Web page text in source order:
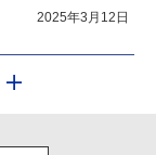
2025年3月12日